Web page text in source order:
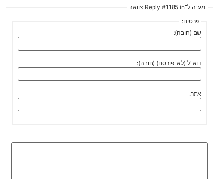
מענה ל־Reply #1185 in צוואה
פרטים:
שם (חובה):
דוא"ל (לא יפורסם) (חובה):
אתר: